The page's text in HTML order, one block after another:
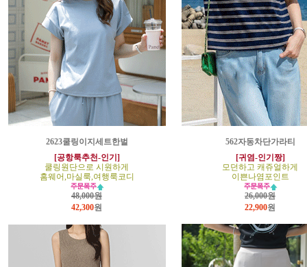
2623쿨링이지세트한벌
[공항룩추천-인기]
쿨링원단으로 시원하게
홈웨어,마실룩,여행룩코디
48,000원
42,300원
562자동차단가라티
[귀염-인기짱]
모던하고 캐쥬얼하게
이쁜나염포인트
26,000원
22,900원